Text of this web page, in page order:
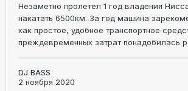
Незаметно пролетел 1 год владения
накатать 6500км. За год машина
как простое, удобное транспортное
преждевременных затрат понадобилась
DJ BASS
2 ноября 2020